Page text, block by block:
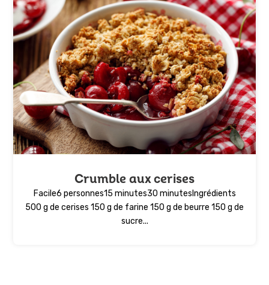
Crumble aux cerises
Facile6 personnes15 minutes30 minutesIngrédients
500 g de cerises 150 g de farine 150 g de beurre 150 g de
sucre...